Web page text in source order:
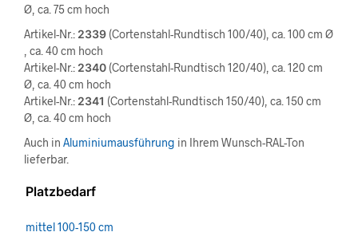
Ø, ca. 75 cm hoch
Artikel-Nr.: 2339 (Cortenstahl-Rundtisch 100/40), ca. 100 cm Ø
, ca. 40 cm hoch
Artikel-Nr.: 2340 (Cortenstahl-Rundtisch 120/40), ca. 120 cm
Ø, ca. 40 cm hoch
Artikel-Nr.: 2341 (Cortenstahl-Rundtisch 150/40), ca. 150 cm
Ø, ca. 40 cm hoch
Auch in Aluminiumausführung in Ihrem Wunsch-RAL-Ton
lieferbar.
Platzbedarf
mittel 100-150 cm